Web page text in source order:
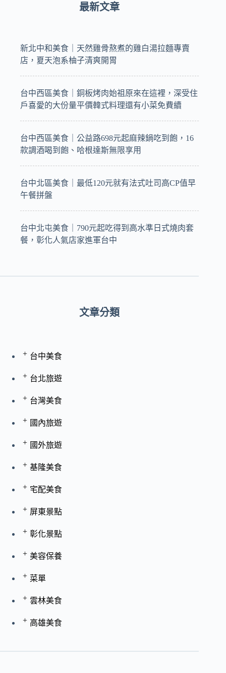
最新文章
新北中和美食｜天然雞骨熬煮的雞白湯拉麵專賣
店，夏天泡系柚子清爽開胃
台中西區美食｜銅板烤肉始祖原來在這裡，深受住
戶喜愛的大份量平價韓式料理還有小菜免費續
台中西區美食｜公益路698元起麻辣鍋吃到飽，16
款調酒喝到飽、哈根達斯無限享用
台中北區美食｜最低120元就有法式吐司高CP值早
午餐拼盤
台中北屯美食｜790元起吃得到高水準日式燒肉套
餐，彰化人氣店家進軍台中
文章分類
+ 台中美食
+ 台北旅遊
+ 台灣美食
+ 國內旅遊
+ 國外旅遊
+ 基隆美食
+ 宅配美食
+ 屏東景點
+ 彰化景點
+ 美容保養
+ 菜單
+ 雲林美食
+ 高雄美食